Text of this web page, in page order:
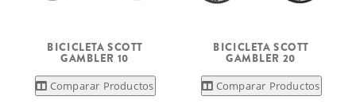
BICICLETA SCOTT
GAMBLER 10
Comparar Productos
BICICLETA SCOTT
GAMBLER 20
Comparar Productos